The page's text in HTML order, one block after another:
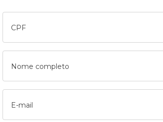
CPF
Nome completo
E-mail